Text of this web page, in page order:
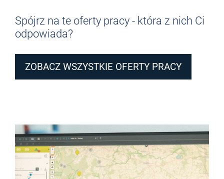
Spójrz na te oferty pracy - która z nich Ci
odpowiada?
ZOBACZ WSZYSTKIE OFERTY PRACY